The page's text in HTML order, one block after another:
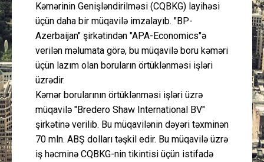
Peşə etikası
Əlaqə
Kəmərinin Genişləndirilməsi (CQBKG) layihəsi
üçün daha bir müqavilə imzalayıb. "BP-
Azerbaijan" şirkətindən "APA-Economics"ə
verilən məlumata görə, bu müqavilə boru kəməri
üçün lazım olan boruların örtüklənməsi işləri
üzrədir.
Kəmər borularının örtüklənməsi işləri üzrə
müqavilə "Bredero Shaw International BV"
şirkətinə verilib. Bu müqavilənin dəyəri təxminən
70 mln. ABŞ dolları təşkil edir. Bu müqavilə üzrə
iş həcminə CQBKG-nin tikintisi üçün istifadə